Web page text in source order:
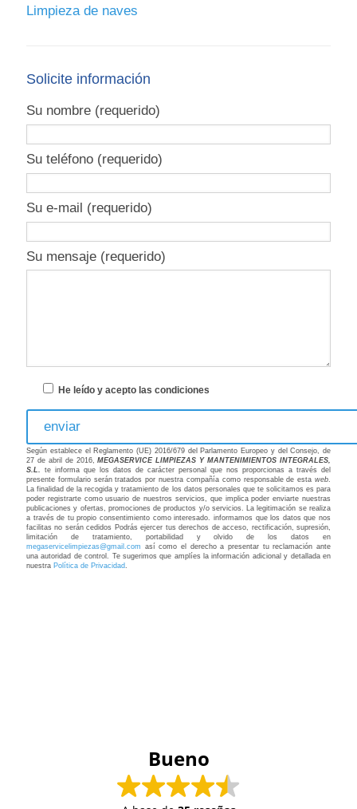
Limpieza de naves
Solicite información
Su nombre (requerido)
Su teléfono (requerido)
Su e-mail (requerido)
Su mensaje (requerido)
He leído y acepto las condiciones
Según establece el Reglamento (UE) 2016/679 del Parlamento Europeo y del Consejo, de
27 de abril de 2016,MEGASERVICE LIMPIEZAS Y MANTENIMIENTOS INTEGRALES,
S.L. te informa que los datos de carácter personal que nos proporcionas a través del
presente formulario serán tratados por nuestra compañía como responsable de esta web.
La finalidad de la recogida y tratamiento de los datos personales que te solicitamos es para
poder registrarte como usuario de nuestros servicios, que implica poder enviarte nuestras
publicaciones y ofertas, promociones de productos y/o servicios. La legitimación se realiza
a través de tu propio consentimiento como interesado. informamos que los datos que nos
facilitas no serán cedidos Podrás ejercer tus derechos de acceso, rectificación, supresión,
limitación de tratamiento, portabilidad y olvido de los datos en
megaservicelimpiezas@gmail.com así como el derecho a presentar tu reclamación ante
una autoridad de control. Te sugerimos que amplíes la información adicional y detallada en
nuestra Política de Privacidad.
Bueno